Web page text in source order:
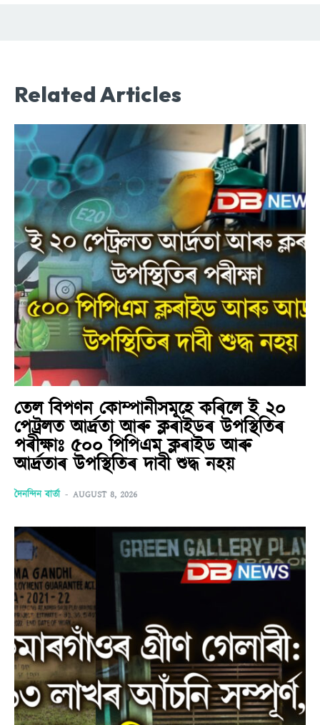
Related Articles
তেল বিপণন কোম্পানীসমূহে কৰিলে ই ২০
পেট্ৰলত আৰ্দ্ৰতা আৰু ক্লৰাইডৰ উপস্থিতিৰ
পৰীক্ষাঃ ৫০০ পিপিএম ক্লৰাইড আৰু
আৰ্দ্ৰতাৰ উপস্থিতিৰ দাবী শুদ্ধ নহয়
দৈনন্দিন বাৰ্তা - AUGUST 8, 2026